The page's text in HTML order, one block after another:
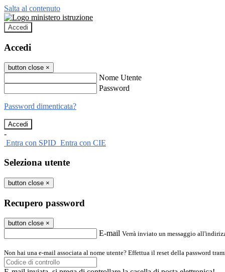
Salta al contenuto
Accedi
Accedi
button close ×
Nome Utente
Password
Password dimenticata?
-
Entra con SPID Entra con CIE
Seleziona utente
button close ×
Recupero password
button close ×
E-mail Verrà inviato un messaggio
Non hai una e-mail associata al nome utente? Effettua il reset della password